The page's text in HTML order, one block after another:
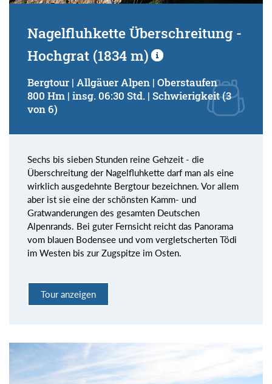
Nagelfluhkette Überschreitung -
Hochgrat (1834 m)
Bergtour | Allgäuer Alpen | Oberstaufen
800 Hm | insg. 06:30 Std. | Schwierigkeit (3
von 6)
Sechs bis sieben Stunden reine Gehzeit - die
Überschreitung der Nagelfluhkette darf man als eine
wirklich ausgedehnte Bergtour bezeichnen. Vor allem
aber ist sie eine der schönsten Kamm- und
Gratwanderungen des gesamten Deutschen
Alpenrands. Bei guter Fernsicht reicht das Panorama
vom blauen Bodensee und vom vergletscherten Tödi
im Westen bis zur Zugspitze im Osten.
Tour anzeigen